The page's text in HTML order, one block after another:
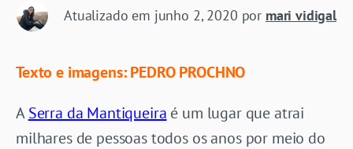
Atualizado em junho 2, 2020 por mari vidigal
Texto e imagens: PEDRO PROCHNO
ASerra da Mantiqueira é um lugar que atrai
milhares de pessoas todos os anos por meio do